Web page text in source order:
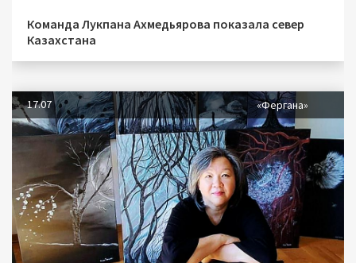
Команда Лукпана Ахмедьярова показала север
Казахстана
17.07 «Фергана»